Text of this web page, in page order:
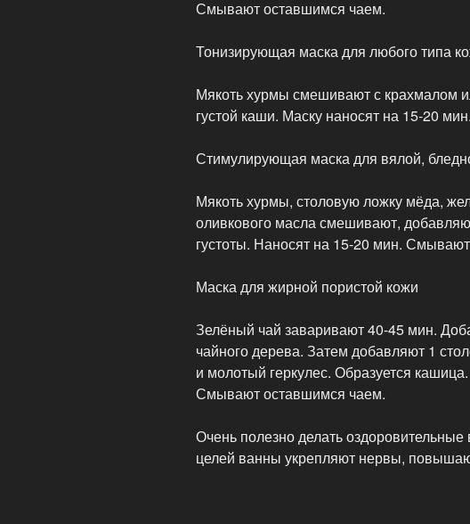
Смывают оставшимся чаем.
Тонизирующая маска для любого типа
Мякоть хурмы смешивают с крахмалом
густой каши. Маску наносят на 15-20
Стимулирующая маска для вялой,
Мякоть хурмы, столовую ложку мёда,
оливкового масла смешивают,
густоты. Наносят на 15-20 мин.
Маска для жирной пористой кожи
Зелёный чай заваривают 40-45 мин.
чайного дерева. Затем добавляют 1
и молотый геркулес. Образуется
Смывают оставшимся чаем.
Очень полезно делать
целей ванны укрепляют нервы,